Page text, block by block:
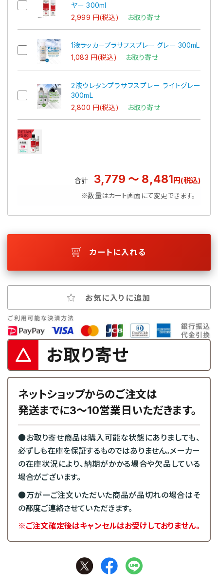
ヤー 300ml
2,999 円(税込)
お取り寄せ
1液ラッカープラサフスプレー グレー 300mL
1,083 円(税込)
お取り寄せ
2液ウレタンプラサフスプレー ライトグレー
300mL
2,800 円(税込)
お取り寄せ
合計 3,779 ～ 8,481円(税込)
※数量はカート画面にて変更できます。
カートに入れる
お気に入りに追加
お取り寄せ
ネットショップからのご注文は
発送までに3～10営業日いただきます。
●お取り寄せ商品は購入可能な状態にありましても、
必ずしも在庫を保証するものではありません。メーカー
の在庫状況により、納期がかかる場合や欠品している
場合がございます。
●万が一ご注文いただいた商品が品切れの場合はそ
の都度ご連絡させていただきます。
※ご注文確定後はキャンセルはお受けしておりません。